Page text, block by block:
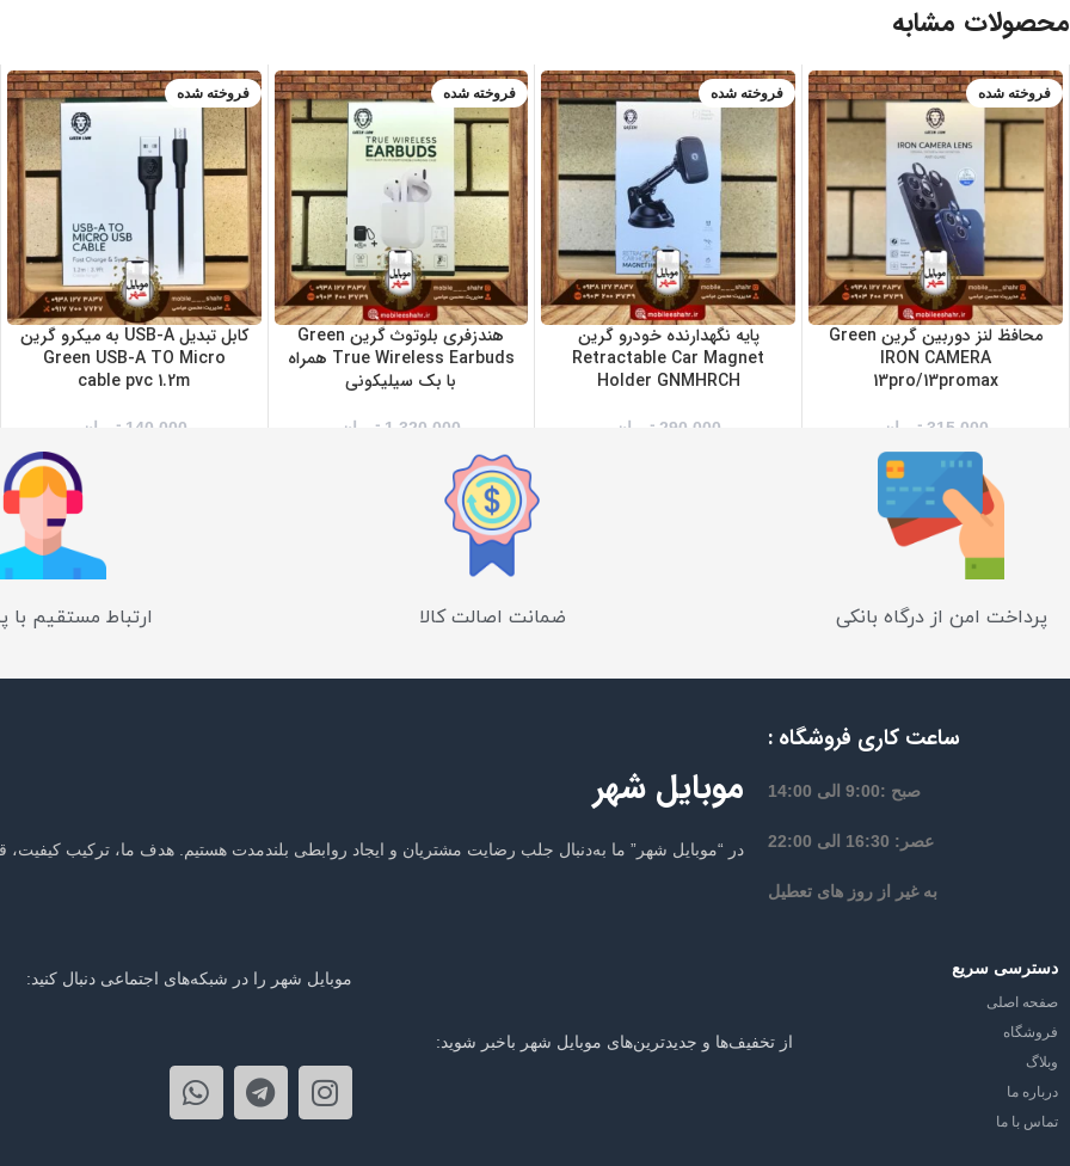
محصولات مشابه
فروخته شده
سبز
طلایی
مشکی
نقره ای
محافظ لنز دوربین گرین Green
IRON CAMERA
13pro/13promax
315,000 تومان
فروخته شده
پایه نگهدارنده خودرو گرین
Retractable Car Magnet
Holder GNMHRCH
290,000 تومان
فروخته شده
سفید
مشکی
هندزفری بلوتوث گرین Green
True Wireless Earbuds همراه
با بک سیلیکونی
1,320,000 تومان
فروخته شده
کابل تبدیل USB-A به میکرو گرین
Green USB-A TO Micro
cable pvc 1.2m
140,000 تومان
پرداخت امن از درگاه بانکی ضمانت اصالت کالا ارتباط مستقیم با
ساعت کاری فروشگاه :
صبح :9:00 الی 14:00
عصر: 16:30 الی 22:00
به غیر از روز های تعطیل
موبایل شهر
در “موبایل شهر” ما به‌دنبال جلب رضایت مشتریان و ایجاد روابطی بلندمدت هستیم. هدف ما، ترکیب
دسترسی سریع
صفحه اصلی
فروشگاه
وبلاگ
درباره ما
تماس با ما
از تخفیف‌ها و جدیدترین‌های موبایل شهر باخبر شوید:
موبایل شهر را در شبکه‌های اجتماعی دنبال کنید: